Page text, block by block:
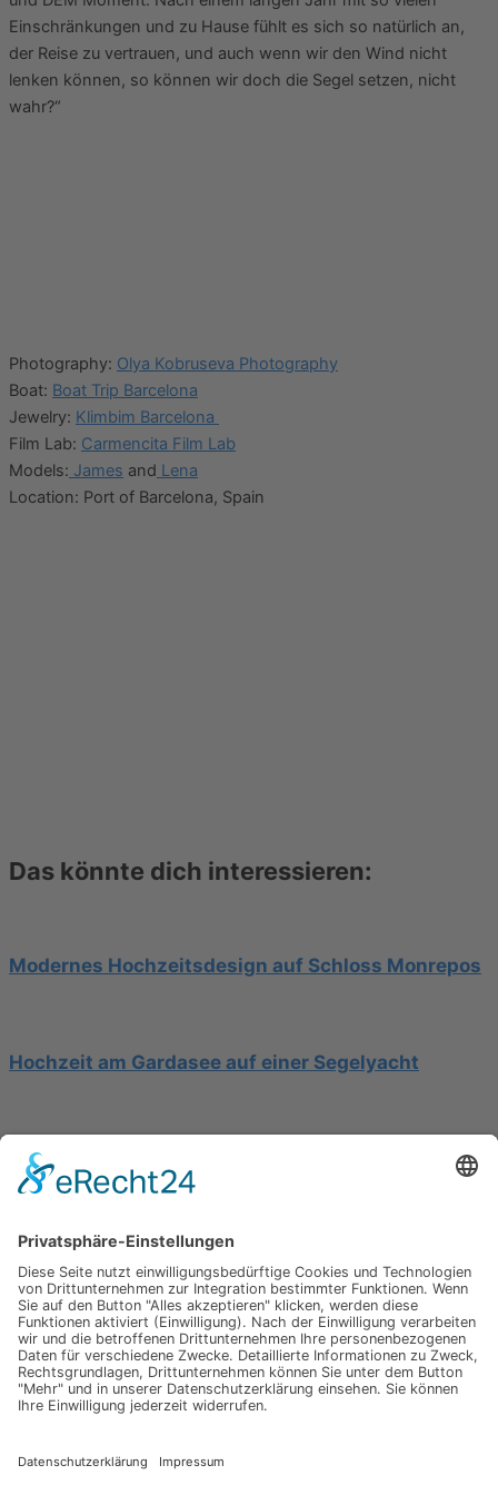
Einschränkungen und zu Hause fühlt es sich so natürlich an,
der Reise zu vertrauen, und auch wenn wir den Wind nicht
lenken können, so können wir doch die Segel setzen, nicht
wahr?“
Photography: Olya Kobruseva Photography
Boat: Boat Trip Barcelona
Jewelry: Klimbim Barcelona
Film Lab: Carmencita Film Lab
Models: James and Lena
Location: Port of Barcelona, Spain
Das könnte dich interessieren:
Modernes Hochzeitsdesign auf Schloss Monrepos
Hochzeit am Gardasee auf einer Segelyacht
Mediterrane Hochzeit unter Mimosen
Impressum
Werbung
About
Einsendung
AGB
Datenschutzerklärung